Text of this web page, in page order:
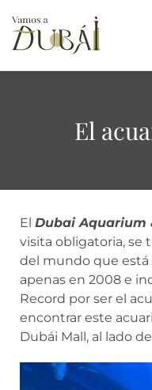
El
El Dubai Aquarium
visita obligatoria, se
del mundo que está
apenas en 2008 e
Record por ser el
encontrar este
Dubái Mall, al lado